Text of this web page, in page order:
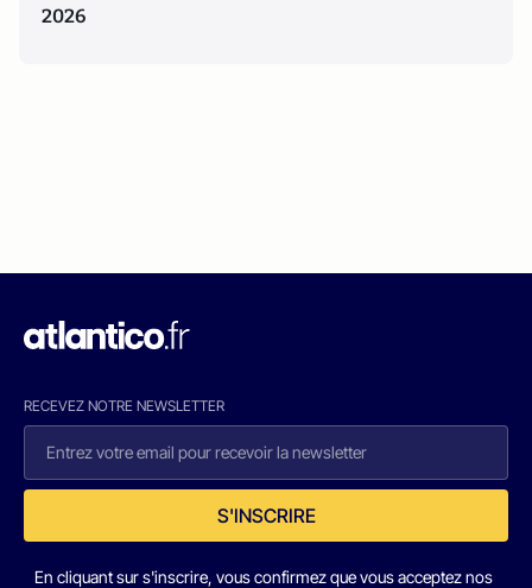
2026
RECEVEZ NOTRE NEWSLETTER
S'INSCRIRE
En cliquant sur s'inscrire, vous confirmez que vous acceptez nos